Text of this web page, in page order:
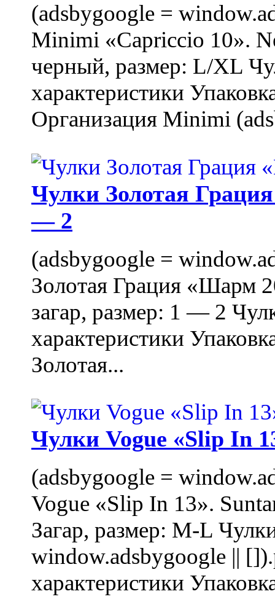
(adsbygoogle =
Minimi «Capriccio 10».
черный, размер: L/XL
характеристики
Организация Minimi
Чулки Золотая
— 2
(adsbygoogle =
Золотая Грация «Шарм
загар, размер: 1 — 2
характеристики
Золотая...
Чулки Vogue «Slip In
(adsbygoogle =
Vogue «Slip In 13».
Загар, размер: M-L
window.adsbygoogle ||
характеристики